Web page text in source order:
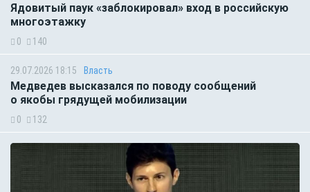
Ядовитый паук «заблокировал» вход в российскую
многоэтажку
0 140
29.07.2026 18:15 Власть
Медведев высказался по поводу сообщений
о якобы грядущей мобилизации
0 132